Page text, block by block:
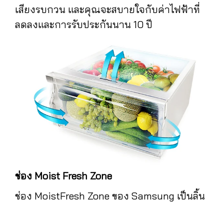
เสียงรบกวน และคุณจะสบายใจกับค่าไฟฟ้าที่
ลดลงและการรับประกันนาน 10 ปี
ช่อง Moist Fresh Zone
ช่อง MoistFresh Zone ของ Samsung เป็นลิ้น